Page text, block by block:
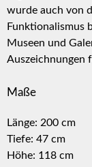
wurde auch von
Funktionalismus
Museen und
Auszeichnungen
Maße
Länge: 200 cm
Tiefe: 47 cm
Höhe: 118 cm